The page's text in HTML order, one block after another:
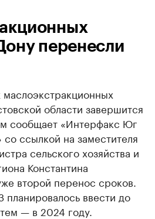
перенесли
маслоэкстракционных
области завершится
сообщает «Интерфакс Юг
ссылкой на заместителя
сельского хозяйства и
Константина
второй перенос сроков.
ввести до
— в 2024 году.